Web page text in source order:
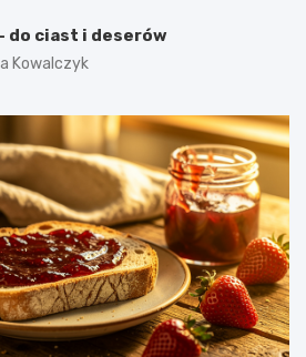
do ciast i deserów
Kowalczyk